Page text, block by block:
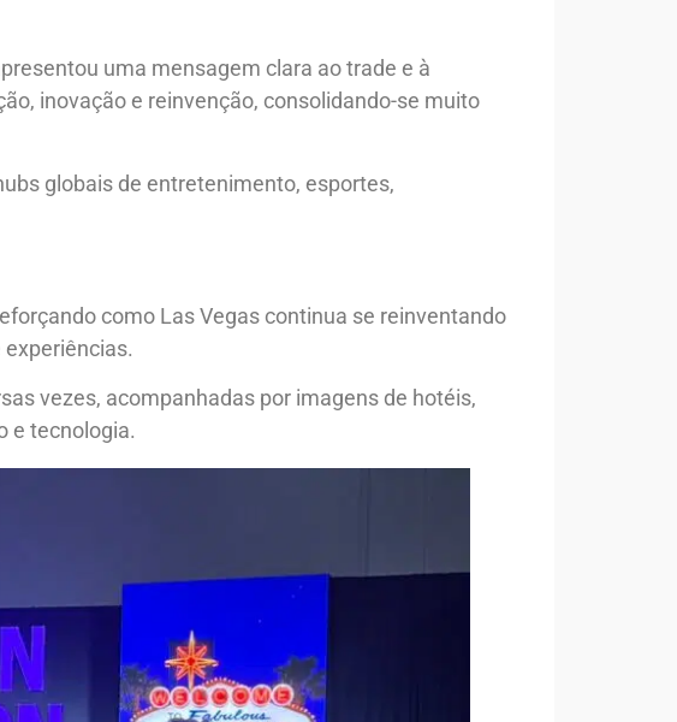
uma mensagem clara ao trade e à
inovação e reinvenção, consolidando-se muito
globais de entretenimento, esportes,
como Las Vegas continua se reinventando
vezes, acompanhadas por imagens de hotéis,
e tecnologia.